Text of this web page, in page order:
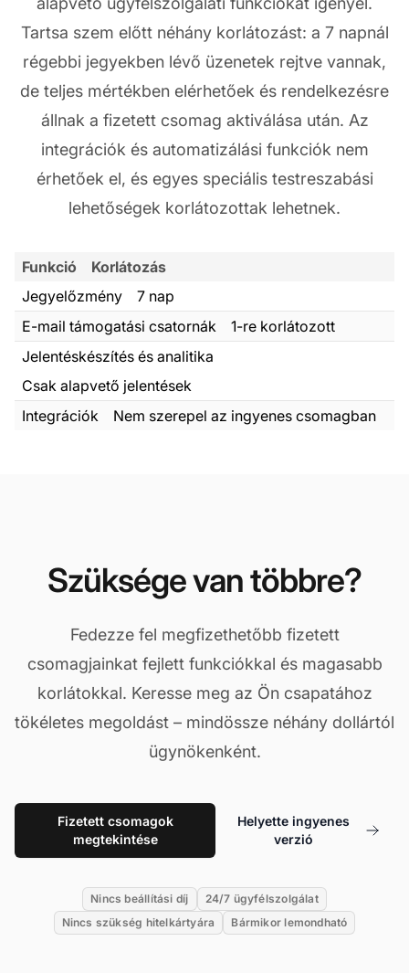
Tartsa szem előtt néhány korlátozást: a 7 napnál
régebbi jegyekben lévő üzenetek rejtve vannak,
de teljes mértékben elérhetőek és rendelkezésre
állnak a fizetett csomag aktiválása után. Az
integrációk és automatizálási funkciók nem
érhetőek el, és egyes speciális testreszabási
lehetőségek korlátozottak lehetnek.
Funkció
Korlátozás
Jegyelőzmény
7 nap
E-mail támogatási csatornák
1-re korlátozott
Jelentéskészítés és analitika
Csak alapvető jelentések
Integrációk
Nem szerepel az ingyenes csomagban
Szüksége van többre?
Fedezze fel megfizethetőbb fizetett
csomagjainkat fejlett funkciókkal és magasabb
korlátokkal. Keresse meg az Ön csapatához
tökéletes megoldást – mindössze néhány dollártól
ügynökenként.
Fizetett csomagok
megtekintése
Helyette ingyenes
verzió
Nincs beállítási díj
24/7 ügyfélszolgálat
Nincs szükség hitelkártyára
Bármikor lemondható